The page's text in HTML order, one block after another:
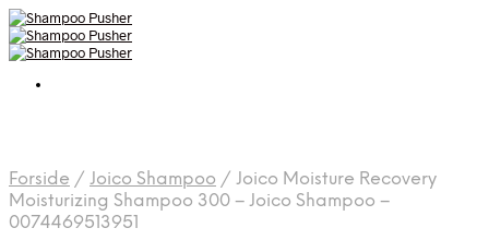
Forside / Joico Shampoo / Joico Moisture Recovery
Moisturizing Shampoo 300 – Joico Shampoo –
0074469513951